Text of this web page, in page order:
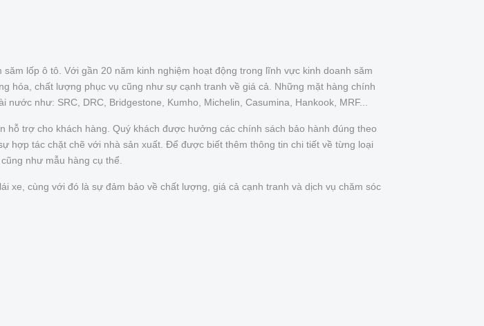
lốp ô tô. Với gần 20 năm kinh nghiệm hoạt động trong lĩnh vực kinh doanh săm
hóa, chất lượng phục vụ cũng như sự cạnh tranh về giá cả. Những mặt hàng chính
như: SRC, DRC, Bridgestone, Kumho, Michelin, Casumina, Hankook, MRF...
hỗ trợ cho khách hàng. Quý khách được hưởng các chính sách bảo hành đúng theo
hợp tác chặt chẽ với nhà sản xuất. Để được biết thêm thông tin chi tiết về từng loại
như mẫu hàng cụ thể.
cùng với đó là sự đảm bảo về chất lượng, giá cả cạnh tranh và dịch vụ chăm sóc